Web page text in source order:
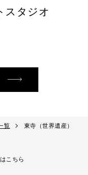
オ
覧 東寺（世界遺産）
こちら